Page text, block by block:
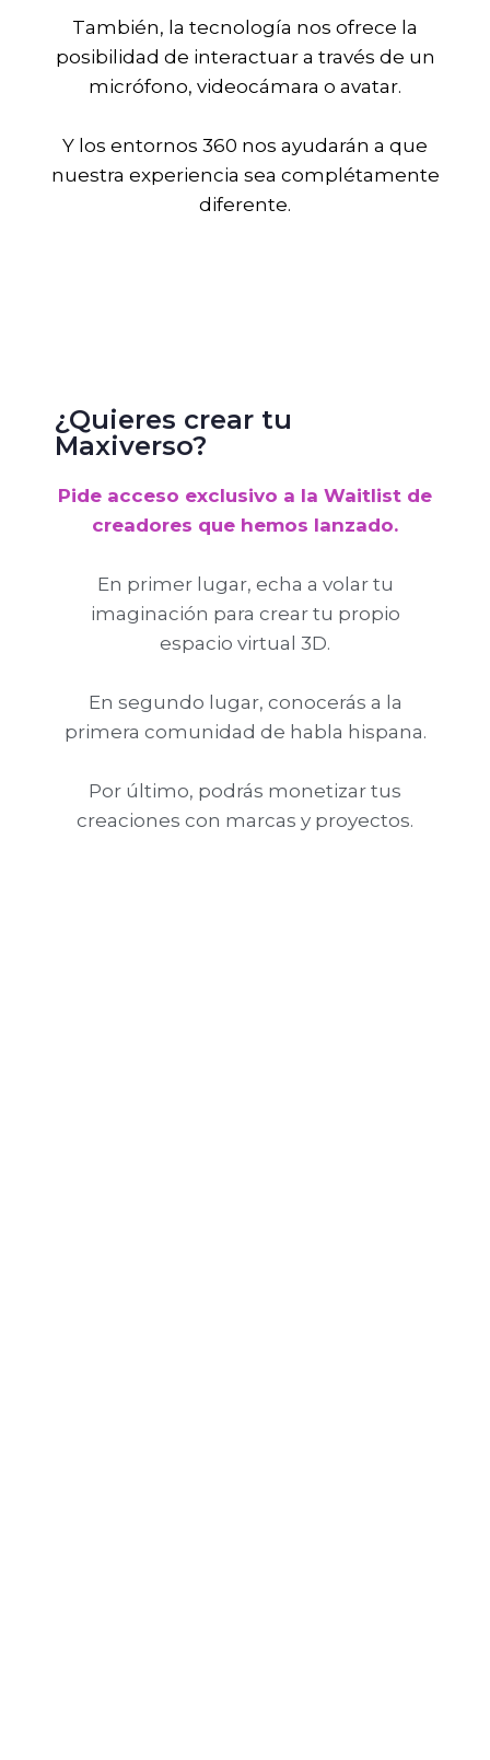
También, la tecnología nos ofrece la
posibilidad de interactuar a través de un
micrófono, videocámara o avatar.
Y los entornos 360 nos ayudarán a que
nuestra experiencia sea complétamente
diferente.
¿Quieres crear tu
Maxiverso?
Pide acceso exclusivo a la Waitlist de
creadores que hemos lanzado.
En primer lugar, echa a volar tu
imaginación para crear tu propio
espacio virtual 3D.
En segundo lugar, conocerás a la
primera comunidad de habla hispana.
Por último, podrás monetizar tus
creaciones con marcas y proyectos.